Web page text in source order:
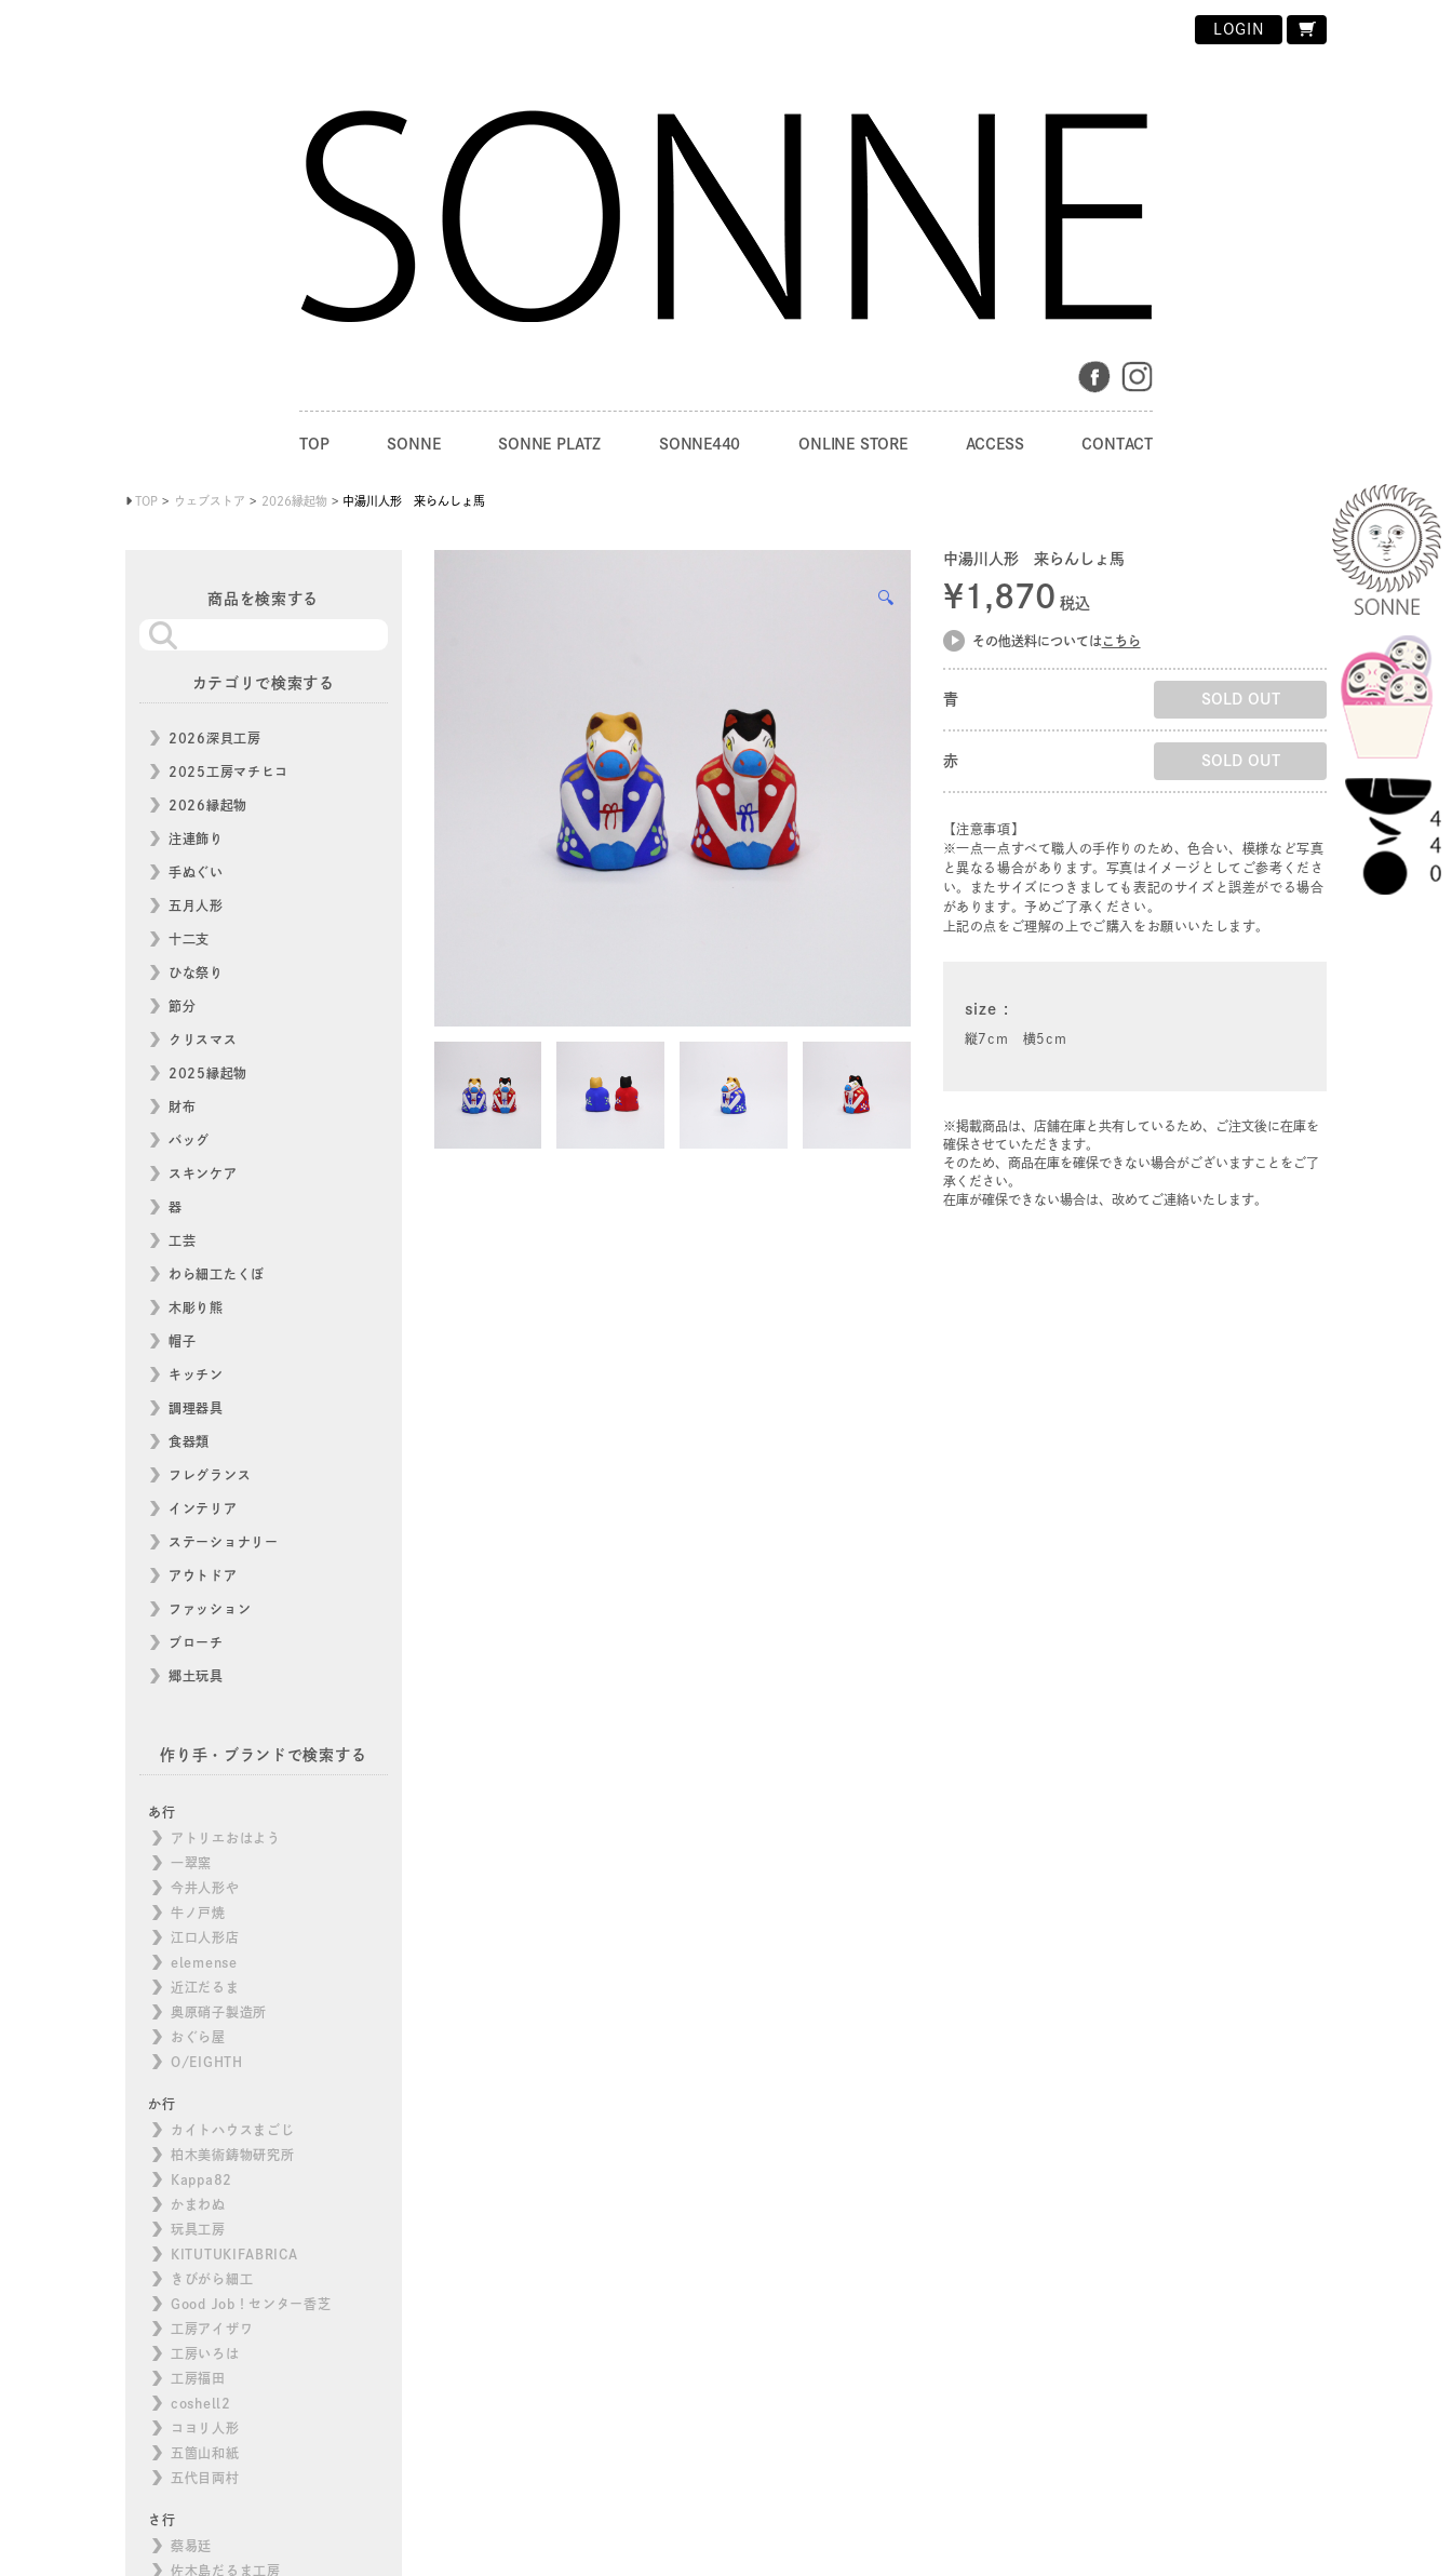
LOGIN
TOP SONNE SONNE PLATZ SONNE440 ONLINE STORE ACCESS CONTACT
TOP ウェブストア 2026縁起物 中湯川人形 来らんしょ馬
🔍
中湯川人形 来らんしょ馬
¥1,870 税込
その他送料については こちら
青 SOLD OUT
赤 SOLD OUT
【注意事項】
※一点一点すべて職人の手作りのため、色合い、模様など写真
と異なる場合があります。写真はイメージとしてご参考くださ
い。またサイズにつきましても表記のサイズと誤差がでる場合
があります。予めご了承ください。
上記の点をご理解の上でご購入をお願いいたします。
size
縦7cm 横5cm
※掲載商品は、店舗在庫と共有しているため、ご注文後に在庫を
確保させていただきます。
そのため、商品在庫を確保できない場合がございますことをご了
承ください。
在庫が確保できない場合は、改めてご連絡いたします。
商品を検索する
カテゴリで検索する
2026深貝工房
2025工房マチヒコ
2026縁起物
注連飾り
手ぬぐい
五月人形
十二支
ひな祭り
節分
クリスマス
2025縁起物
財布
バッグ
スキンケア
器
工芸
わら細工たくぼ
木彫り熊
帽子
キッチン
調理器具
食器類
フレグランス
インテリア
ステーショナリー
アウトドア
ファッション
ブローチ
郷土玩具
作り手・ブランドで検索する
あ行
アトリエおはよう
一翠窯
今井人形や
牛ノ戸焼
江口人形店
elemense
近江だるま
奥原硝子製造所
おぐら屋
O/EIGHTH
か行
カイトハウスまごじ
柏木美術鋳物研究所
Kappa82
かまわぬ
玩具工房
KITUTUKIFABRICA
きびがら細工
Good Job！センター香芝
工房アイザワ
工房いろは
工房福田
coshell2
コヨリ人形
五箇山和紙
五代目両村
さ行
蔡易廷
佐木島だるま工房